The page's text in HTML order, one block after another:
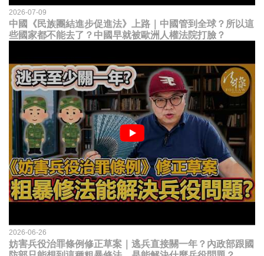
2026-07-09
中國《民族團結進步促進法》上路｜中國管到全球？所以這
些國家都不能去了？中國早就被歐洲人權法院打臉？
2026-06-26
妨害兵役治罪條例修正草案｜逃兵直接關一年？內政部跟國